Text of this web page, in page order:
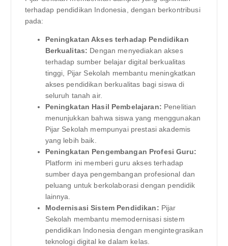
terhadap pendidikan Indonesia, dengan berkontribusi
pada:
Peningkatan Akses terhadap Pendidikan
Berkualitas: Dengan menyediakan akses
terhadap sumber belajar digital berkualitas
tinggi, Pijar Sekolah membantu meningkatkan
akses pendidikan berkualitas bagi siswa di
seluruh tanah air.
Peningkatan Hasil Pembelajaran: Penelitian
menunjukkan bahwa siswa yang menggunakan
Pijar Sekolah mempunyai prestasi akademis
yang lebih baik.
Peningkatan Pengembangan Profesi Guru:
Platform ini memberi guru akses terhadap
sumber daya pengembangan profesional dan
peluang untuk berkolaborasi dengan pendidik
lainnya.
Modernisasi Sistem Pendidikan: Pijar
Sekolah membantu memodernisasi sistem
pendidikan Indonesia dengan mengintegrasikan
teknologi digital ke dalam kelas.